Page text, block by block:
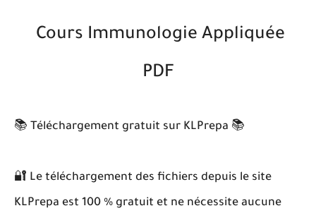
Cours Immunologie Appliquée
PDF
📚 Téléchargement gratuit sur KLPrepa 📚
🔐 Le téléchargement des fichiers depuis le site
KLPrepa est 100 % gratuit et ne nécessite aucune